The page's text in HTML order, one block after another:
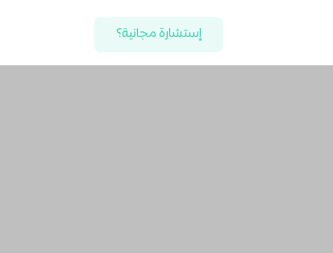
إستشارة مجانية؟